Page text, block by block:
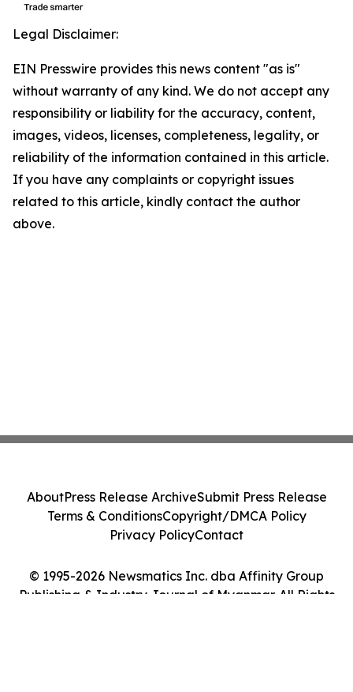
Legal Disclaimer:
EIN Presswire provides this news content "as is"
without warranty of any kind. We do not accept any
responsibility or liability for the accuracy, content,
images, videos, licenses, completeness, legality, or
reliability of the information contained in this article.
If you have any complaints or copyright issues
related to this article, kindly contact the author
above.
© 1995-2026 Newsmatics Inc. dba Affinity Group
Publishing & Industry Journal of Myanmar. All Rights
AboutPress Release ArchiveSubmit Press Release
Terms & ConditionsCopyright/DMCA Policy
Privacy PolicyContact